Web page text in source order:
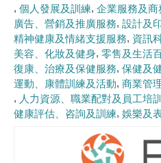
個人發展及訓練 企業服務及商
廣告、營銷及推廣服務 設計及
精神健康及情緒支援服務 資訊
美容、化妝及健身 零售及生活
復康、治療及保健服務 保健及
運動、康體訓練及活動 商業管
人力資源、職業配對及員工培訓
健康評估、咨詢及訓練 娛樂及